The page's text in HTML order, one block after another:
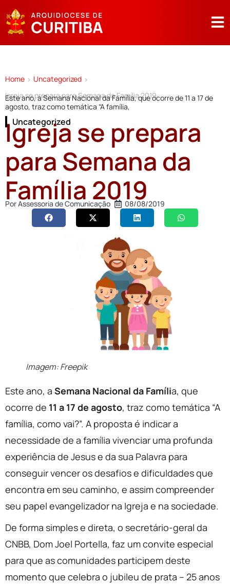
Home > Uncategorized >
Igreja se prepara para Semana da Família 2019
Este ano, a Semana Nacional da Família, que ocorre de 11 a 17 de
agosto, traz como temática “A família,
Uncategorized
Igreja se prepara
para Semana da
Família 2019
PorAssessoria de Comunicação 08/08/2019
Imagem: Freepik
Este ano, a Semana Nacional da Família, que
ocorre de 11 a 17 de agosto, traz como temática “A
família, como vai?”. A proposta é indicar a
necessidade de a família vivenciar uma profunda
experiência de Jesus e da sua Palavra para
conseguir vencer os desafios e dificuldades que
encontra em seu caminho, e assim compreender
seu papel evangelizador na Igreja e na sociedade.
De forma simples e direta, o secretário-geral da
CNBB, Dom Joel Portella, faz um convite especial
para que as comunidades participem deste
momento que celebra o jubileu de prata – 25 anos